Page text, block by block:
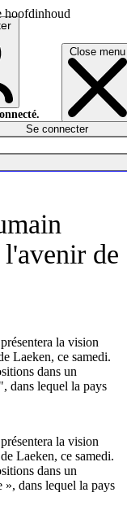
hoofdinhoud
Close menu
Se connecter
de
la vision
Laeken, ce samedi.
dans un
dans lequel la pays
la vision
Laeken, ce samedi.
dans un
dans lequel la pays